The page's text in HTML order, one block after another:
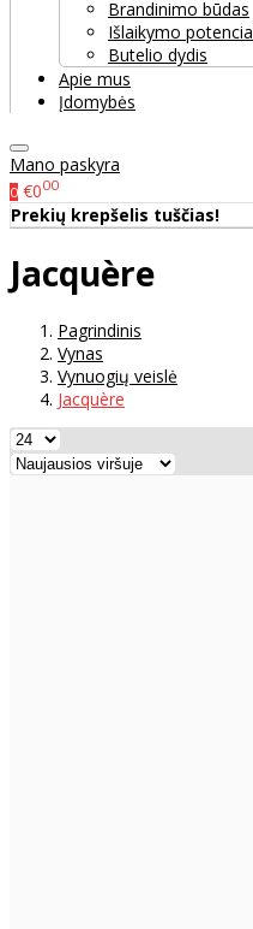
Brandinimo būdas
Išlaikymo
Butelio dydis
Apie mus
Įdomybės
Mano paskyra
0 €000
Prekių krepšelis tuščias!
Jacquère
Pagrindinis
Vynas
Vynuogių veislė
Jacquère